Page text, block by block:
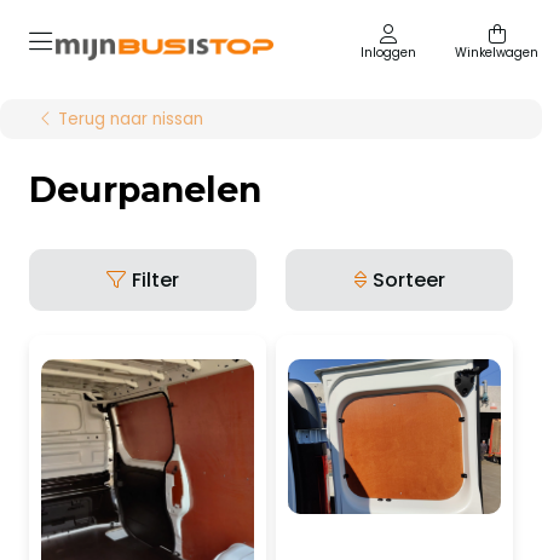
Inloggen Winkelwagen
Terug naar nissan
Deurpanelen
Filter Sorteer